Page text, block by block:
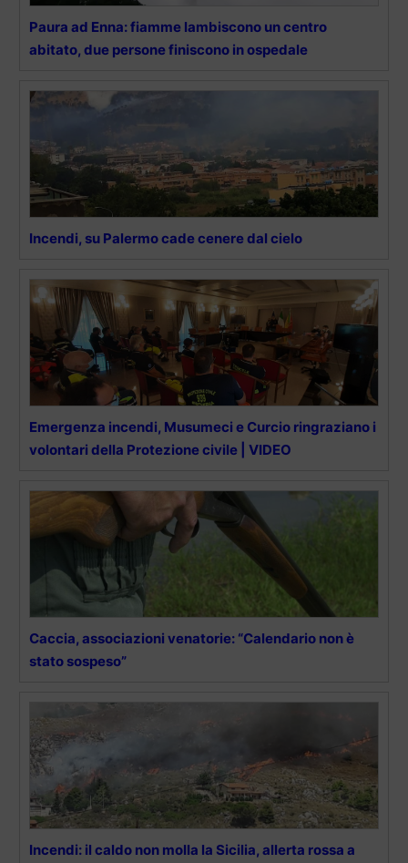
Paura ad Enna: fiamme lambiscono un centro
abitato, due persone finiscono in ospedale
Incendi, su Palermo cade cenere dal cielo
Emergenza incendi, Musumeci e Curcio ringraziano i
volontari della Protezione civile | VIDEO
Caccia, associazioni venatorie: “Calendario non è
stato sospeso”
Incendi: il caldo non molla la Sicilia, allerta rossa a